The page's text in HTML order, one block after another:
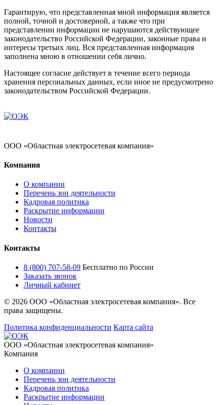
Гарантирую, что представленная мной информация является
полной, точной и достоверной, а также что при
представлении информации не нарушаются действующее
законодательство Российской Федерации, законные права и
интересы третьих лиц. Вся представленная информация
заполнена мною в отношении себя лично.
Настоящее согласие действует в течение всего периода
хранения персональных данных, если иное не предусмотрено
законодательством Российской Федерации.
ООО «Областная электросетевая компания»
Компания
О компании
Перечень зон деятельности
Кадровая политика
Раскрытие информации
Новости
Контакты
Контакты
8 (800) 707-58-09 Бесплатно по России
Заказать звонок
Личный кабинет
© 2026 ООО «Областная электросетевая компания». Все
права защищены.
Политика конфиденциальности Карта сайта
ООО «Областная электросетевая компания»
Компания
О компании
Перечень зон деятельности
Кадровая политика
Раскрытие информации